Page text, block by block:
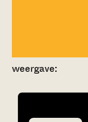
weergave: